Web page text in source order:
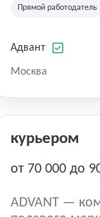
юридических
Прямой работодатель
Адвант
Москва
курьером
от 70 000 до
ADVANT —